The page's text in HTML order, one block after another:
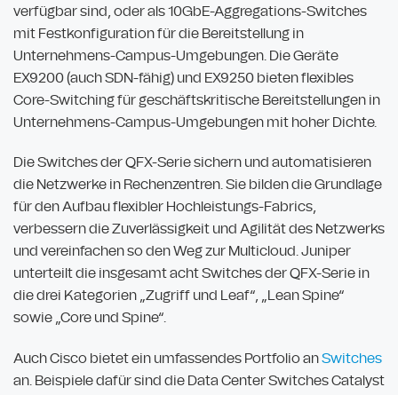
verfügbar sind, oder als 10GbE-Aggregations-Switches
mit Festkonfiguration für die Bereitstellung in
Unternehmens-Campus-Umgebungen. Die Geräte
EX9200 (auch SDN-fähig) und EX9250 bieten flexibles
Core-Switching für geschäftskritische Bereitstellungen in
Unternehmens-Campus-Umgebungen mit hoher Dichte.
Die Switches der QFX-Serie sichern und automatisieren
die Netzwerke in Rechenzentren. Sie bilden die Grundlage
für den Aufbau flexibler Hochleistungs-Fabrics,
verbessern die Zuverlässigkeit und Agilität des Netzwerks
und vereinfachen so den Weg zur Multicloud. Juniper
unterteilt die insgesamt acht Switches der QFX-Serie in
die drei Kategorien „Zugriff und Leaf“, „Lean Spine“
sowie „Core und Spine“.
Auch Cisco bietet ein umfassendes Portfolio anSwitches
an. Beispiele dafür sind die Data Center Switches Catalyst